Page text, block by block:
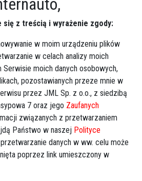
się z treścią i wyrażenie zgody:
w moim urządzeniu plików
w celach analizy moich
Serwisie moich danych osobowych,
pozostawianych przeze mnie w
przez JML Sp. z o.o., z siedzibą
7 oraz jego Zaufanych
związanych z przetwarzaniem
Państwo w naszej Polityce
danych w ww. celu może
poprzez link umieszczony w